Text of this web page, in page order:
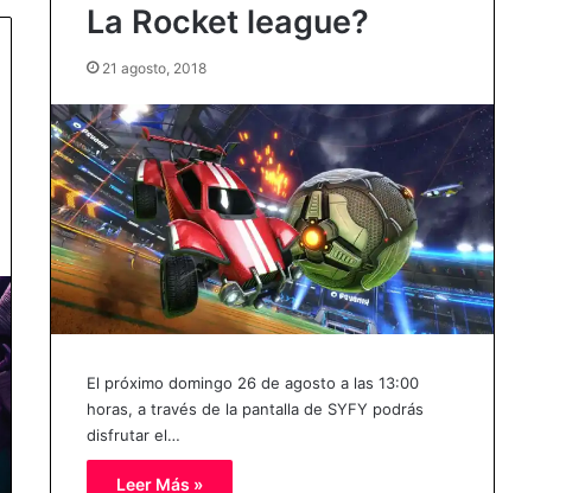
La Rocket league?
21 agosto, 2018
El próximo domingo 26 de agosto a las 13:00
horas, a través de la pantalla de SYFY podrás
disfrutar el…
Leer Más »